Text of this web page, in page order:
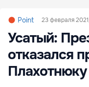
Point 23 февраля
Усатый:
отказался